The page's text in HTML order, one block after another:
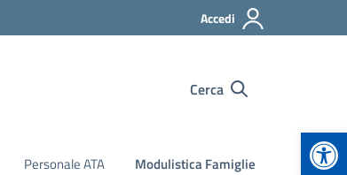
Accedi
Cerca
Personale ATA Modulistica Famiglie